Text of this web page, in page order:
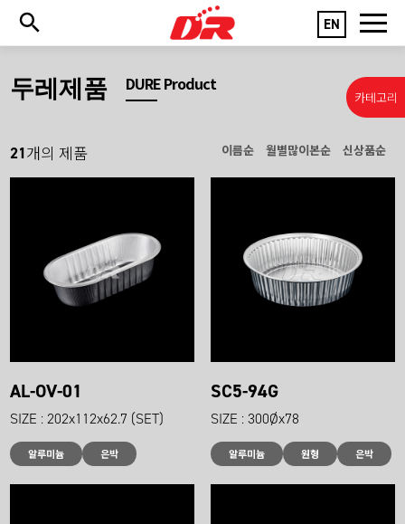
EN
두레제품 DURE Product
카테고리
21개의 제품 이름순 월별많이본순 신상품순
AL-OV-01
SIZE : 202x112x62.7 (SET)
알루미늄 은박
SC5-94G
SIZE : 300Øx78
알루미늄 원형 은박